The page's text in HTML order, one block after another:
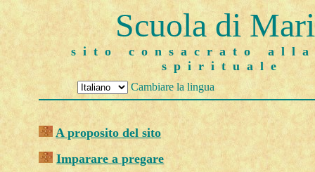
Scuola di
sito consacrato
spirituale
Cambiare la lingua
A proposito del sito
Imparare a pregare